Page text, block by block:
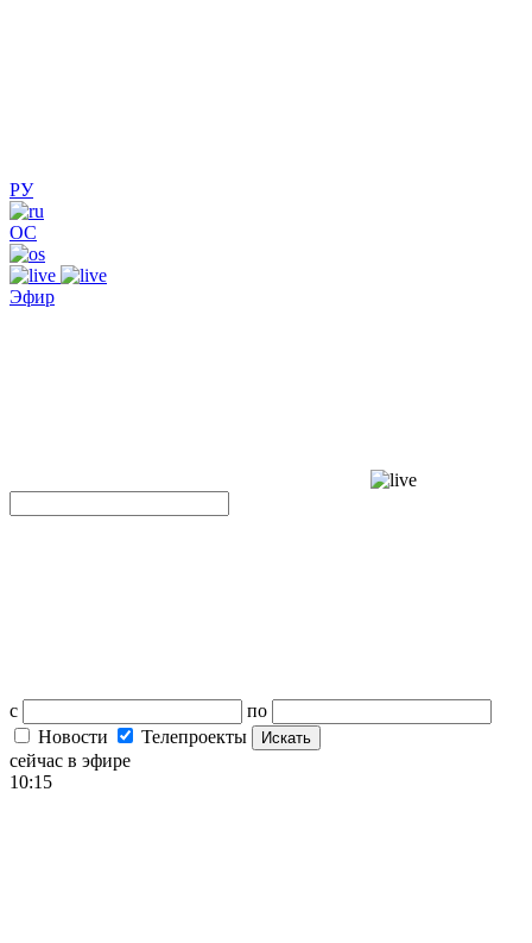
РУ
ОС
Эфир
с
по
Новости
Телепроекты Искать
сейчас в эфире
10:15